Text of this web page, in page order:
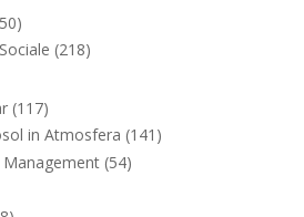
(218)
(117)
in Atmosfera (141)
(54)